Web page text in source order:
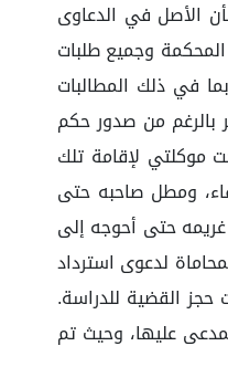
بأن الأصل في الدعاوى
المحكمة وجميع طلبات
في ذلك المطالبات
بالرغم من صدور حكم
موكلتي لإقامة تلك
ومطل صاحبه حتى
المعتاد)، ولما جاء في الفروع لابن مفلح (292/ع) قوله: (ومن مطل غريمه حتى أحوجه إلى
المدعى عليها بدفع مبلغ قدره (80،000) ريال مقابل أتعاب المحاماة لدعوى استرداد
رقم (4430402591) وتاريخ 21/05/1444هـ.) وباطلاع الدائرة رأت حجز القضية للدراسة.
رقم: (441161875) وتبين عدم حضور من يمثل المدعى عليها، وحيث تم